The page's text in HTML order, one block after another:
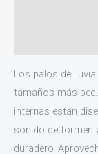
Los palos de
tamaños más
internas están
sonido de